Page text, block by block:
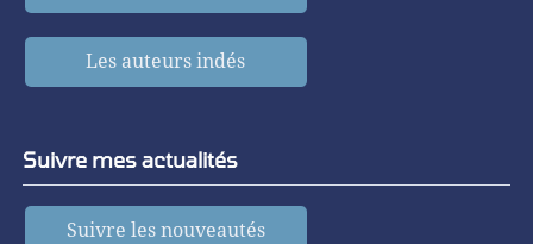
Les auteurs indés
Suivre mes actualités
Suivre les nouveautés